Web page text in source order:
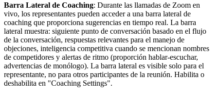
Barra Lateral de Coaching: Durante las llamadas de Zoom en
vivo, los representantes pueden acceder a una barra lateral de
coaching que proporciona sugerencias en tiempo real. La barra
lateral muestra: siguiente punto de conversación basado en el flujo
de la conversación, respuestas relevantes para el manejo de
objeciones, inteligencia competitiva cuando se mencionan nombres
de competidores y alertas de ritmo (proporción hablar-escuchar,
advertencias de monólogo). La barra lateral es visible solo para el
representante, no para otros participantes de la reunión. Habilita o
deshabilita en "Coaching Settings".